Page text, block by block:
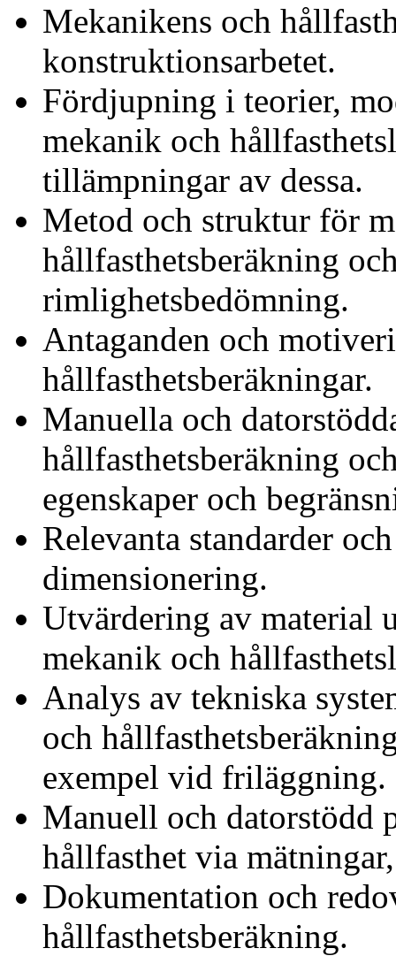
Mekanikens och
konstruktionsarbetet.
Fördjupning i teorier,
mekanik och
tillämpningar av dessa.
Metod och struktur för
hållfasthetsberäkning
rimlighetsbedömning.
Antaganden och
hållfasthetsberäkningar.
Manuella och
hållfasthetsberäkning
egenskaper och
Relevanta standarder
dimensionering.
Utvärdering av material
mekanik och
Analys av tekniska
och
exempel vid friläggning.
Manuell och datorstödd
hållfasthet via
Dokumentation och
hållfasthetsberäkning.